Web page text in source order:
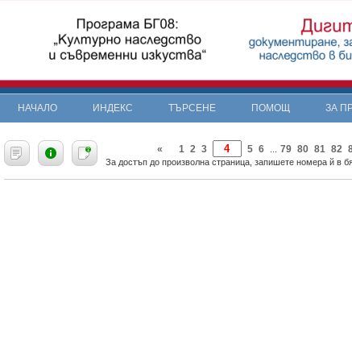
НАЧАЛО ИНДЕКС ТЪРСЕНЕ ПОМОЩ ЗА
« 1 2 3 5 6 79 80 81 82
За достъп до произволна страница, запишете номера й в